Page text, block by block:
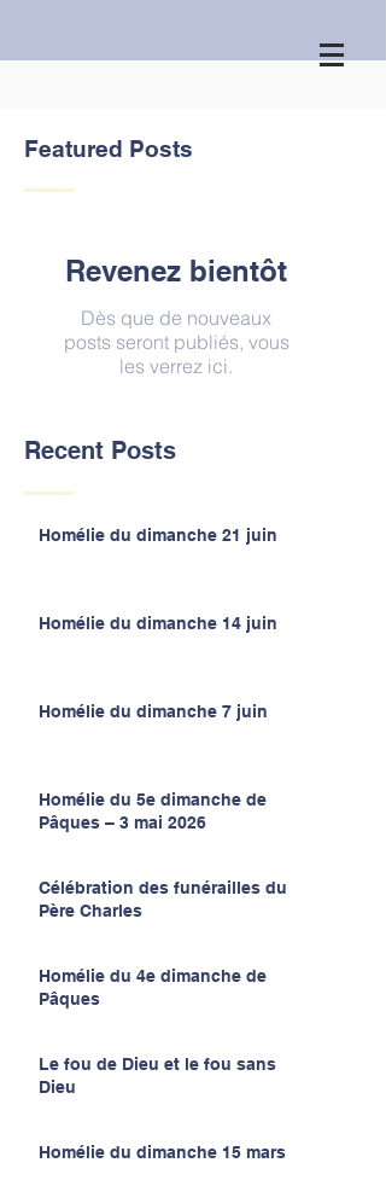
Featured Posts
Revenez bientôt
Dès que de nouveaux
posts seront publiés, vous
les verrez ici.
Recent Posts
Homélie du dimanche 21 juin
Homélie du dimanche 14 juin
Homélie du dimanche 7 juin
Homélie du 5e dimanche de
Pâques – 3 mai 2026
Célébration des funérailles du
Père Charles
Homélie du 4e dimanche de
Pâques
Le fou de Dieu et le fou sans
Dieu
Homélie du dimanche 15 mars